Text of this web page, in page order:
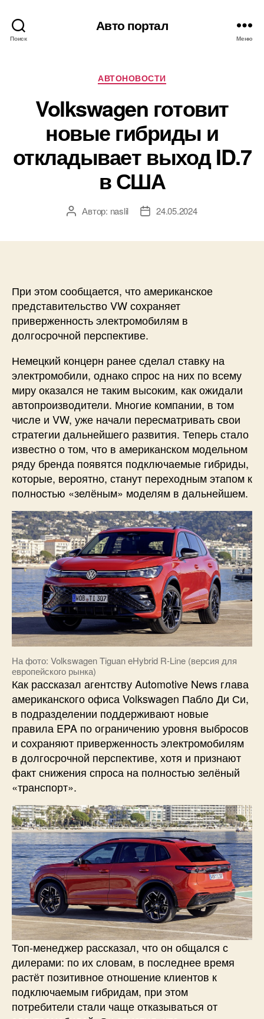
Поиск
Авто портал
Меню
Рубрики
АВТОНОВОСТИ
Volkswagen готовит
новые гибриды и
откладывает выход ID.7
в США
АвторАвтор: naslil
Дата24.05.2024
При этом сообщается, что американское
представительство VW сохраняет
приверженность электромобилям в
долгосрочной перспективе.
Немецкий концерн ранее сделал ставку на
электромобили, однако спрос на них по всему
миру оказался не таким высоким, как ожидали
автопроизводители. Многие компании, в том
числе и VW, уже начали пересматривать свои
стратегии дальнейшего развития. Теперь стало
известно о том, что в американском модельном
ряду бренда появятся подключаемые гибриды,
которые, вероятно, станут переходным этапом к
полностью «зелёным» моделям в дальнейшем.
На фото: Volkswagen Tiguan eHybrid R-Line (версия для
европейского рынка)
Как рассказал агентству Automotive News глава
американского офиса Volkswagen Пабло Ди Си,
в подразделении поддерживают новые
правила EPA по ограничению уровня выбросов
и сохраняют приверженность электромобилям
в долгосрочной перспективе, хотя и признают
факт снижения спроса на полностью зелёный
«транспорт».
Топ-менеджер рассказал, что он общался с
дилерами: по их словам, в последнее время
растёт позитивное отношение клиентов к
подключаемым гибридам, при этом
потребители стали чаще отказываться от